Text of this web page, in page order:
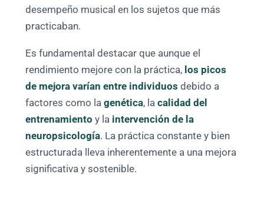
desempeño musical en los sujetos que más
practicaban.
Es fundamental destacar que aunque el
rendimiento mejore con la práctica, los picos
de mejora varían entre individuos debido a
factores como lagenética, lacalidad del
entrenamiento y la intervención de la
neuropsicología. La práctica constante y bien
estructurada lleva inherentemente a una mejora
significativa y sostenible.